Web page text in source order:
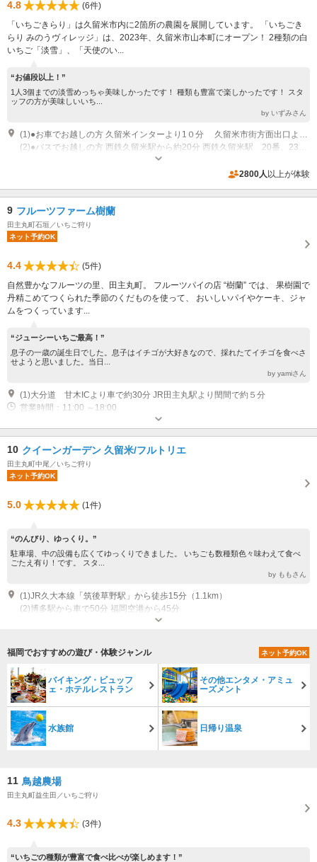
4.8
(6件)
「いちごきらり」は久留米市内に2箇所の農園を展開しています。 「いちごき
らり みのうヴィレッジ」は、2023年、久留米市山本町にオープン！ 2種類の白
いちご「淡雪」、「天使のい...
“お値段以上！”
1人3個までの淡雪めっちゃ美味しかったです！ 種類も豊富で楽しかったです！ スタ
ッフの方が美味しいいち...
by いずみさん
(1)●お車でお越しの方 久留米インターより1０分 久留米市街方面出口より、国道322号から高速道入口信号を左折、県道53号（国道210号に続く）を直進し、日野曽根の信号を右折し、500mほど進むと左側にございます。 ３0台分の駐車場完備。 【お車のナビで、農園の住所を入力すると検索できない場合がございます。 Googleマップなどの地図アプリで「いちごきらり みのうヴィレッジ」で検索可能です。】
2800人 以上が体験
9 フルーツファーム樹蘭
田主丸町石垣／いちご狩り
ネット予約OK
4.4
(5件)
自然豊かなフルーツの里、田主丸町。 フルーツパイの店 “樹蘭” では、 果樹園で
丹精こめてつくられた季節のくだものを使って、 おいしいパイやケーキ、ジャ
ムをつくっています...
“ジューシーいちご最高！”
息子の一歳の誕生日でした。息子はイチゴが大好きなので、採れたてイチゴを食べさ
せようと思いました。当日...
by yamiさん
(1)大分道 甘木ICより車で約30分 JR田主丸駅より閏間で約５分
営業時間：11:00 ～18:00
10 クイーンガーデン 久留米/フルトリエ
田主丸町中尾／いちご狩り
ネット予約OK
5.0 (1件)
“のんびり、ゆっくり。”
駐車場、中の設備も広くてゆっくりできました。 いちごも数種類色々味わえて食べ
ごたえ有り！です。 スタ...
by ももさん
(1)JR久大本線「筑後草野駅」から徒歩15分（1.1km）
(2)博多駅から車で50分 福岡空港から45分
オープン：12月中旬～6月上旬 営業時間：10:00~15:00
福岡でおすすめの遊び・体験ジャンル
ネット予約OK
バイキング・ビュッフ
ェ・ホテルレストラン
その他エンタメ・アミュ
ーズメント
水族館 日帰り温泉
11 鳥越農場
田主丸町益生田／いちご狩り
4.3 (3件)
“いちごの種類が豊富で食べ比べが楽しめます！”